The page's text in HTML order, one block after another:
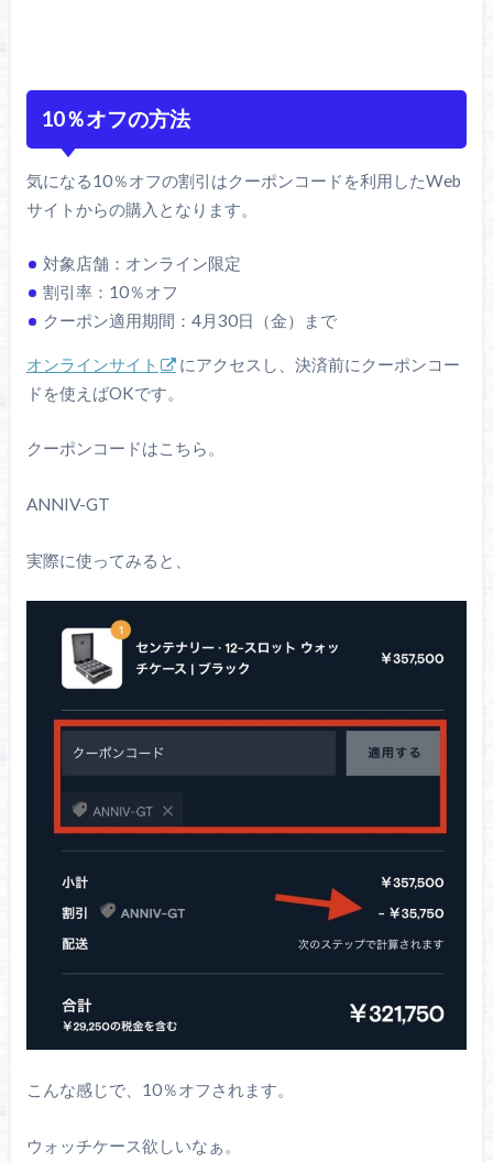
10％オフの方法
気になる10％オフの割引はクーポンコードを利用したWeb
サイトからの購入となります。
対象店舗：オンライン限定
割引率：10％オフ
クーポン適用期間：4月30日（金）まで
オンラインサイト
にアクセスし、決済前にクーポンコー
ドを使えばOKです。
クーポンコードはこちら。
ANNIV-GT
実際に使ってみると、
こんな感じで、10％オフされます。
ウォッチケース欲しいなぁ。